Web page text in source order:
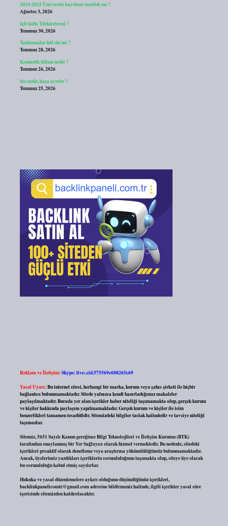
2024-2025 Üniversite kayıtları uzatıldı mı ?
Ağustos 3, 2026
İçli köfte Türklerin mi ?
Temmuz 30, 2026
Tamlamalar hâl eki mi ?
Temmuz 28, 2026
Kozmetik bilimi nedir ?
Temmuz 26, 2026
Ses nedir, kaça ayrılır ?
Temmuz 25, 2026
Reklam ve İletişim:Skype: live:.cid.575569c608265c69
Yasal Uyarı:Bu internet sitesi, herhangi bir marka, kurum veya şahıs şirketi ile hiçbir
bağlantısı bulunmamaktadır. Sitede yalnızca kendi hazırladığımız makaleler
paylaşılmaktadır. Burada yer alan içerikler haber niteliği taşımamakta olup, gerçek kurum
ve kişiler hakkında paylaşım yapılmamaktadır. Gerçek kurum ve kişiler ile isim
benzerlikleri tamamen tesadüfidir. Sitemizdeki bilgiler taslak halindedir ve tavsiye niteliği
taşımazlar.
Sitemiz, 5651 Sayılı Kanun gereğince Bilgi Teknolojileri ve İletişim Kurumu (BTK)
tarafından onaylanmış bir Yer Sağlayıcı olarak hizmet vermektedir. Bu nedenle, sitedeki
içerikleri proaktif olarak denetleme veya araştırma yükümlülüğümüz bulunmamaktadır.
Ancak, üyelerimiz yazdıkları içeriklerin sorumluluğunu taşımakta olup, siteye üye olarak
bu sorumluluğu kabul etmiş sayılırlar.
Hukuka ve yasal düzenlemelere aykırı olduğunu düşündüğünüz içerikleri,
backlinkpanelicomtr@gmail.comadresine bildirmeniz halinde, ilgili içerikler yasal süre
içerisinde sitemizden kaldırılacaktır.